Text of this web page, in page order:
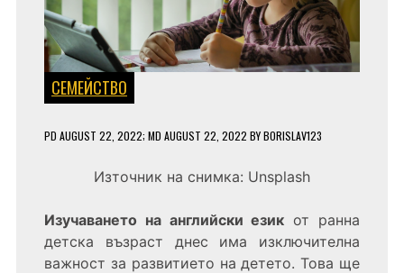
СЕМЕЙСТВО
PD AUGUST 22, 2022; MD AUGUST 22, 2022 BYBORISLAV123
Източник на снимка: Unsplash
Изучаването на английски език от ранна
детска възраст днес има изключителна
важност за развитието на детето. Това ще